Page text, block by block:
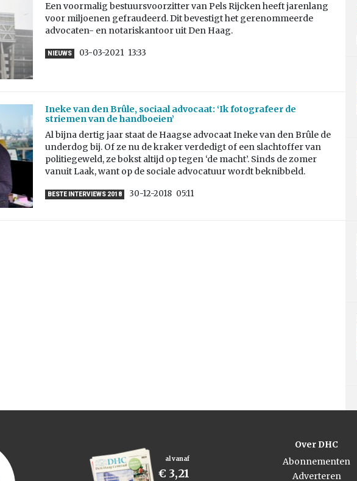
Een voormalig bestuursvoorzitter van Pels Rijcken heeft jarenlang
voor miljoenen gefraudeerd. Dit bevestigt het gerenommeerde
advocaten- en notariskantoor uit Den Haag.
NIEUWS 03-03-2021 13:33
Ineke van den Brûle, sociaal advocaat: ‘Ik fotografeer de
striemen van de handboeien’
Al bijna dertig jaar staat de Haagse advocaat Ineke van den Brûle de
underdog bij. Of ze nu de kraker verdedigt of een slachtoffer van
politiegeweld, ze bokst altijd op tegen ‘de macht’. Sinds de zomer
vanuit Laak, want op de sociale advocatuur wordt beknibbeld.
BESTE INTERVIEWS 2018 30-12-2018 05:11
al vanaf
€ 3,21
Over DHC
Abonnementen
Adverteren